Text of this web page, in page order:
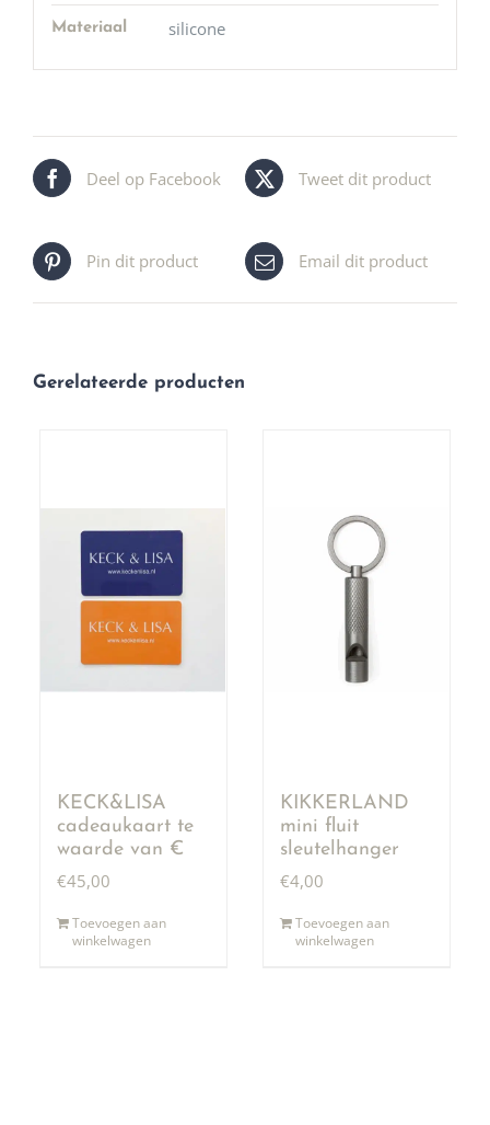
Materiaal silicone
Deel op Facebook Tweet dit product
Pin dit product Email dit product
Gerelateerde producten
KECK&LISA
cadeaukaart te
waarde van €
50,00
€45,00
Toevoegen aan
winkelwagen
KIKKERLAND
mini fluit
sleutelhanger
€4,00
Toevoegen aan
winkelwagen